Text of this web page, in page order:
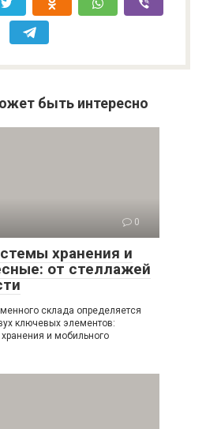
быть интересно
0
хранения и
от стеллажей
склада определяется
ключевых элементов:
и мобильного